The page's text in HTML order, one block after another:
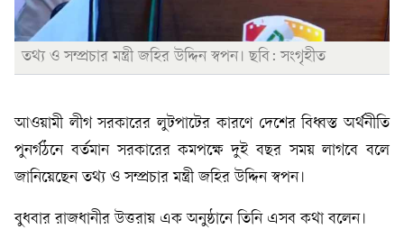
তথ্য ও সম্প্রচার মন্ত্রী জহির উদ্দিন স্বপন। ছবি: সংগৃহীত
আওয়ামী লীগ সরকারের লুটপাটের কারণে দেশের বিধ্বস্ত অর্থনীতি
পুনর্গঠনে বর্তমান সরকারের কমপক্ষে দুই বছর সময় লাগবে বলে
জানিয়েছেন তথ্য ও সম্প্রচার মন্ত্রী জহির উদ্দিন স্বপন।
বুধবার রাজধানীর উত্তরায় এক অনুষ্ঠানে তিনি এসব কথা বলেন।